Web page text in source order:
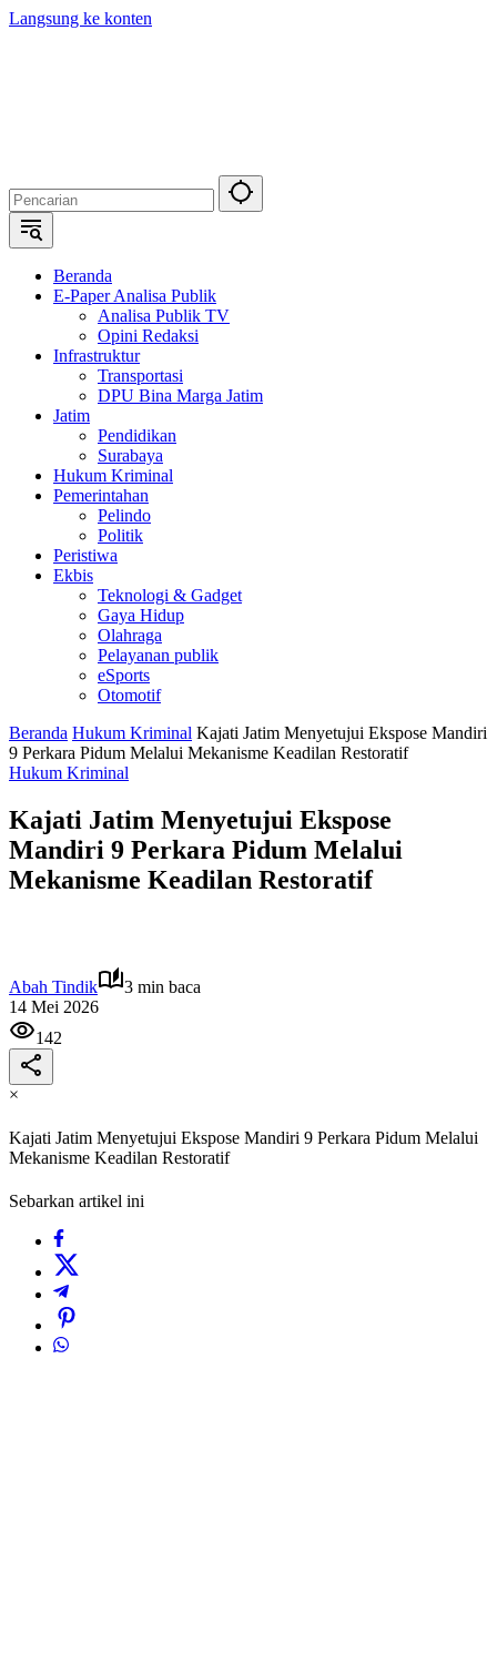
Langsung ke konten
Beranda
E-Paper Analisa Publik
Analisa Publik TV
Opini Redaksi
Infrastruktur
Transportasi
DPU Bina Marga Jatim
Jatim
Pendidikan
Surabaya
Hukum Kriminal
Pemerintahan
Pelindo
Politik
Peristiwa
Ekbis
Teknologi & Gadget
Gaya Hidup
Olahraga
Pelayanan publik
eSports
Otomotif
Beranda Hukum Kriminal Kajati Jatim Menyetujui Ekspose Mandiri
9 Perkara Pidum Melalui Mekanisme Keadilan Restoratif
Hukum Kriminal
Kajati Jatim Menyetujui Ekspose
Mandiri 9 Perkara Pidum Melalui
Mekanisme Keadilan Restoratif
Abah Tindik
3 min baca
14 Mei 2026
142
×
Kajati Jatim Menyetujui Ekspose Mandiri 9 Perkara Pidum Melalui
Mekanisme Keadilan Restoratif
Sebarkan artikel ini